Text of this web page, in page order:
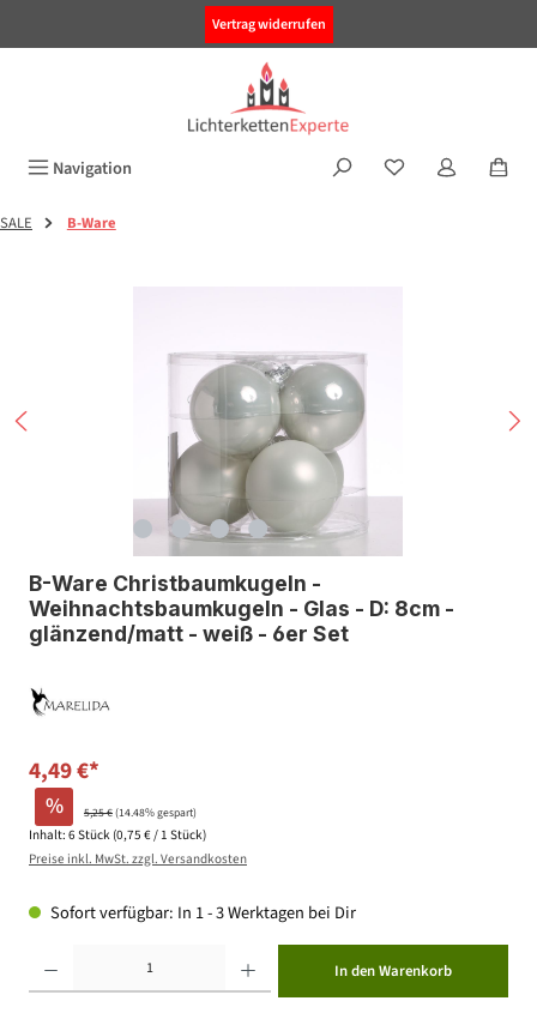
Vertrag widerrufen
Navigation
SALE B-Ware
B-Ware Christbaumkugeln -
Weihnachtsbaumkugeln - Glas - D: 8cm -
glänzend/matt - weiß - 6er Set
4,49 €*
% 5,25 €(14.48% gespart)
Inhalt: 6 Stück (0,75 € / 1 Stück)
Preise inkl. MwSt. zzgl. Versandkosten
Sofort verfügbar: In 1 - 3 Werktagen bei Dir
In den Warenkorb